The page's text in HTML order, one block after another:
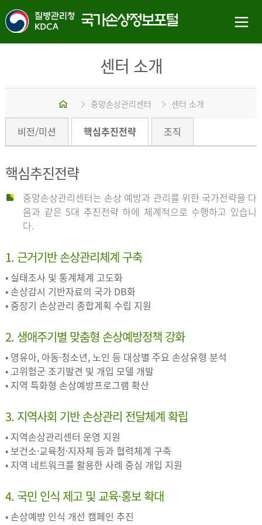
센터 소개
중앙손상관리센터 센터 소개
비전/미션 핵심추진전략 조직
핵심추진전략
중앙손상관리센터는 손상 예방과 관리를 위한 국가전략을 다
음과 같은 5대 추진전략 하에 체계적으로 수행하고 있습니
다.
1. 근거기반 손상관리체계 구축
• 실태조사 및 통계체계 고도화
• 손상감시 기반자료의 국가 DB화
• 중장기 손상관리 종합계획 수립 지원
2. 생애주기별 맞춤형 손상예방정책 강화
• 영유아, 아동·청소년, 노인 등 대상별 주요 손상유형 분석
• 고위험군 조기발견 및 개입 모델 개발
• 지역 특화형 손상예방프로그램 확산
3. 지역사회 기반 손상관리 전달체계 확립
• 지역손상관리센터 운영 지원
• 보건소·교육청·지자체 등과 협력체계 구축
• 지역 네트워크를 활용한 사례 중심 개입 지원
4. 국민 인식 제고 및 교육·홍보 확대
• 손상예방 인식 개선 캠페인 추진